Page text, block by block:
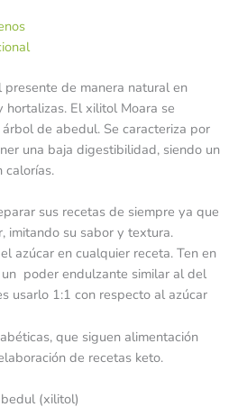
de manera natural en
hortalizas. El xilitol Moara se
de abedul. Se caracteriza por
una baja digestibilidad, siendo un
calorías.
sus recetas de siempre ya que
imitando su sabor y textura.
azúcar en cualquier receta. Ten en
poder endulzante similar al del
usarlo 1:1 con respecto al azúcar
que siguen alimentación
de recetas keto.
(xilitol)